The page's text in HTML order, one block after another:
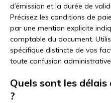
d’émission et la durée de
Précisez les conditions de
par une mention explicite
comptable du document.
spécifique distincte de vos
toute confusion
Quels sont les
?